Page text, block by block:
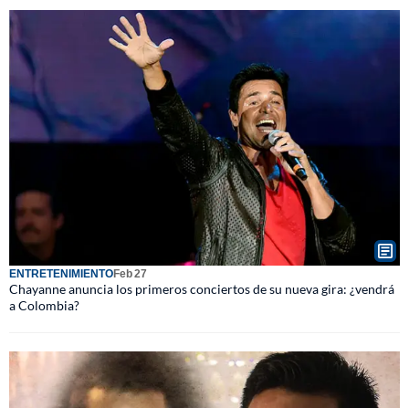
ENTRETENIMIENTOFeb 27
Chayanne anuncia los primeros conciertos de su nueva gira: ¿vendrá
a Colombia?